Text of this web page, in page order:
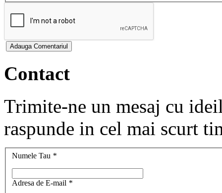
Contact
Trimite-ne un mesaj cu
raspunde in cel mai scurt
Numele Tau *
Adresa de E-mail *